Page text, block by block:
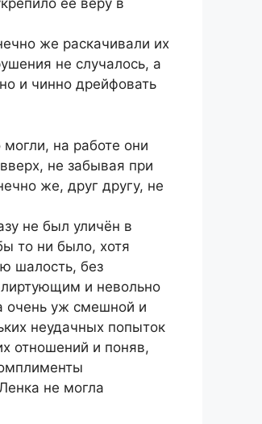
её веру в
же раскачивали их
не случалось, а
и чинно дрейфовать
на работе они
не забывая при
же, друг другу, не
не был уличён в
то ни было, хотя
шалость, без
и невольно
очень уж смешной и
неудачных попыток
отношений и поняв,
не могла